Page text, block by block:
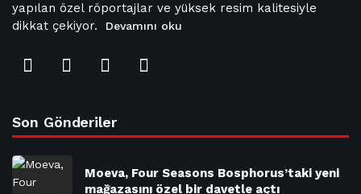
yapılan özel röportajlar ve yüksek resim kalitesiyle
dikkat çekiyor.
Devamını oku
Son Gönderiler
Moeva, Four Seasons Bosphorus’taki yeni
mağazasını özel bir davetle açtı